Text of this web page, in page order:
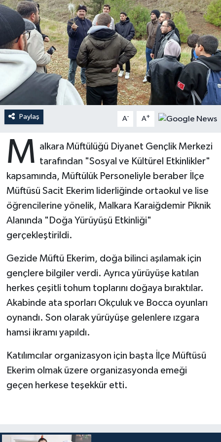
Paylaş A- A+
M alkara Müftülüğü Diyanet Gençlik Merkezi
tarafından "Sosyal ve Kültürel Etkinlikler"
kapsamında, Müftülük Personeliyle beraber İlçe
Müftüsü Sacit Ekerim liderliğinde ortaokul ve lise
öğrencilerine yönelik, Malkara Karaiğdemir Piknik
Alanında "Doğa Yürüyüşü Etkinliği"
gerçekleştirildi.
Gezide Müftü Ekerim, doğa bilinci aşılamak için
gençlere bilgiler verdi. Ayrıca yürüyüşe katılan
herkes çeşitli tohum toplarını doğaya bıraktılar.
Akabinde ata sporları Okçuluk ve Bocca oyunları
oynandı. Son olarak yürüyüşe gelenlere ızgara
hamsi ikramı yapıldı.
Katılımcılar organizasyon için başta İlçe Müftüsü
Ekerim olmak üzere organizasyonda emeği
geçen herkese teşekkür etti.
Ardahan Müftülüğü
Artvin Müftülüğü
Aydın Müftülüğü
Balıkesir Müftülüğü
Bartın Müftülüğü
Batman Müftülüğü
Bilecik Müftülüğü
Bingöl Müftülüğü
Bolu Müftülüğü
Burdur Müftülüğü
Bursa Müftülüğü
Çankırı Müftülüğü
Kudüs
Kurban
Mukabele
Peygamberimizin Hayatı
Ramazan
Sahabeler
Hutbeler
DİYANET AKADEMİ
DİYANET GENÇLİK
DİYANET RADYO/TV
DEPREM
Dünya
Kültür-Sanat
Aile
Makaleler
Ekonomi
Duyurular
Bilim, Teknoloji